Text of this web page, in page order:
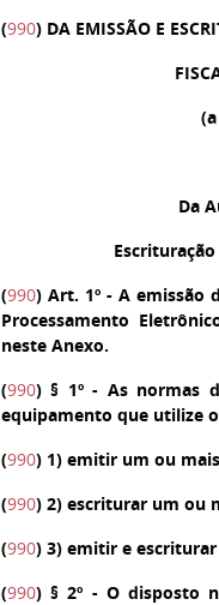
(990) DA EMISSÃO E
Da
(990) Art. 1º-A emissão
Processamento
neste Anexo.
(990)§ 1º- As normas
equipamento que utilize
(990) 1) emitir um ou
(990) 2) escriturar um ou
(990) 3) emitir e
(990)§ 2º - O disposto